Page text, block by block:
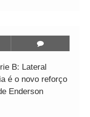
B: Lateral
é o novo reforço
Enderson